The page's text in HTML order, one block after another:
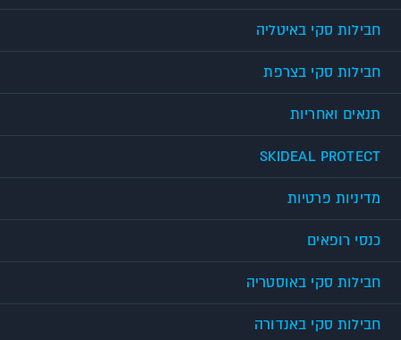
חבילות סקי באיטליה
חבילות סקי בצרפת
תנאים ואחריות
SKIDEAL PROTECT
מדיניות פרטיות
כנסי רופאים
חבילות סקי באוסטריה
חבילות סקי באנדורה